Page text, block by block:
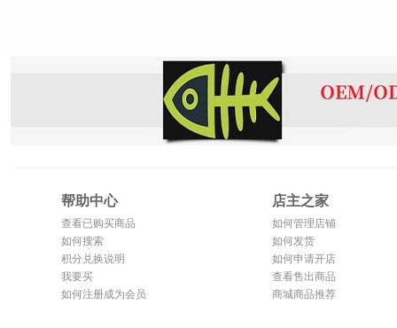
帮助中心
查看已购买商品
如何搜索
积分兑换说明
我要买
如何注册成为会员
店主之家
如何管理店铺
如何发货
如何申请开店
查看售出商品
商城商品推荐